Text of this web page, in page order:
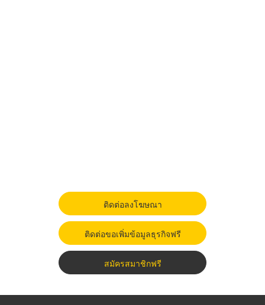
ติดต่อลงโฆษณา
ติดต่อขอเพิ่มข้อมูลธุรกิจฟรี
สมัครสมาชิกฟรี